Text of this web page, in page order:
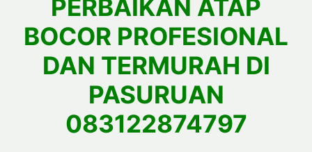
PERBAIKAN ATAP
BOCOR PROFESIONAL
DAN TERMURAH DI
PASURUAN
083122874797